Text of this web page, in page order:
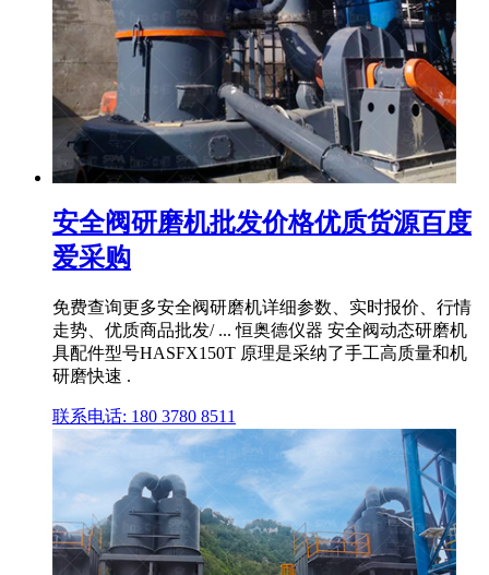
安全阀研磨机批发价格优质货源百度
爱采购
免费查询更多安全阀研磨机详细参数、实时报价、行情
走势、优质商品批发/ ... 恒奥德仪器 安全阀动态研磨机
具配件型号HASFX150T 原理是采纳了手工高质量和机
研磨快速 .
联系电话: 180 3780 8511